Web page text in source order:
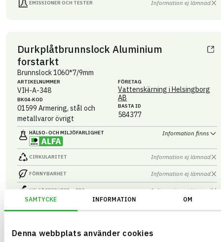
SAMTYCKE INFORMATION OM
Denna webbplats använder cookies
EMISSIONER OCH TESTER Information ej lämnad
Durkplåtbrunnslock Aluminium
forstarkt
Brunnslock 1060*7/9mm
ARTIKEL­NUMMER
VIH-A-348
BK04-KOD
01599 Armering, stål och
metallvaror övrigt
FÖRETAG
Vattenskärning i Helsingborg
AB
BASTA ID
584377
HÄLSO- OCH MILJÖ­FARLIGHET Information finns
CIRKULARITET Information ej lämnad
FÖRNYBARHET Information ej lämnad
MILJÖEFFEKTER – EPD Information ej lämnad